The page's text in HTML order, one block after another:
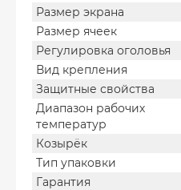
Размер экрана
Размер ячеек
Регулировка оголовья
Вид крепления
Защитные свойства
Диапазон рабочих
температур
Козырёк
Тип упаковки
Гарантия